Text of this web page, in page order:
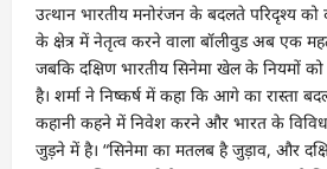
उत्थान भारतीय मनोरंजन के बदलते परिदृश्य को
के क्षेत्र में नेतृत्व करने वाला बॉलीवुड अब एक
जबकि दक्षिण भारतीय सिनेमा खेल के नियमों को
है। शर्मा ने निष्कर्ष में कहा कि आगे का रास्ता
कहानी कहने में निवेश करने और भारत के
जुड़ने में है। “सिनेमा का मतलब है जुड़ाव, और